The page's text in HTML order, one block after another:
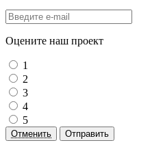
Оцените наш проект
1
2
3
4
5
Отменить Отправить